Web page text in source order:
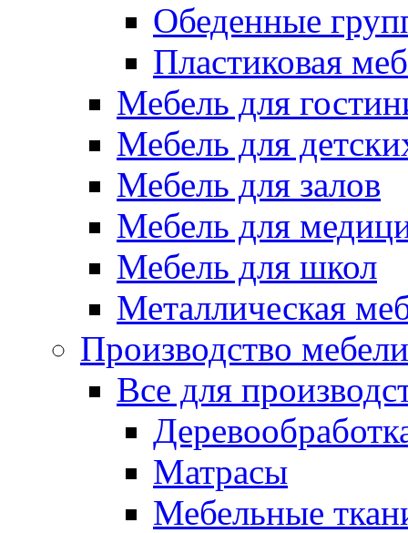
Обеденные
Пластиковая
Мебель для
Мебель для
Мебель для залов
Мебель для
Мебель для школ
Металлическая
Производство мебели
Все для
Матрасы
Мебельные